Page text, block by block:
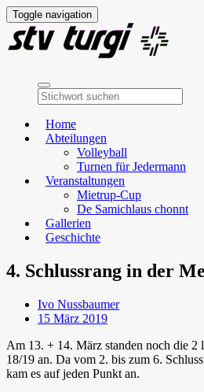
Toggle navigation
Home
Abteilungen
Volleyball
Turnen für Jedermann
Veranstaltungen
Mietrup-Cup
De Samichlaus chonnt
Gallerien
Geschichte
4. Schlussrang in der
Ivo Nussbaumer
15 März 2019
Am 13. + 14. März standen noch die 2
18/19 an. Da vom 2. bis zum 6.
kam es auf jeden Punkt an.